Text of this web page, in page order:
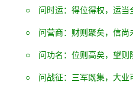
○ 问时运：得位得权，运当
○ 问营商：财则聚矣，信尚
○ 问功名：位则高矣，望则
○ 问战征：三军既集，大业